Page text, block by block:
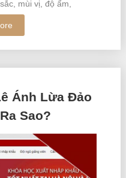
mùi vị, độ ẩm,
Ánh Lừa Đảo
Sao?